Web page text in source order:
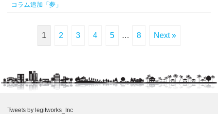
コラム追加「夢」
1 2 3 4 5 … 8 Next »
Tweets by legitworks_Inc